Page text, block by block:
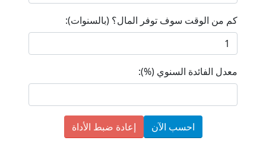
كم من الوقت سوف توفر المال؟ (بالسنوات):
معدل الفائدة السنوي (%):
احسب الآن إعادة ضبط الأداة